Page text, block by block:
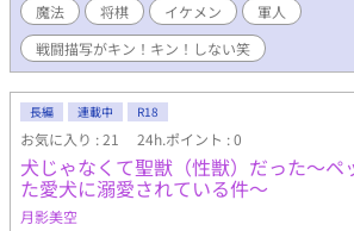
魔法
将棋 イケメン
軍人
戦闘描写がキン！キン！しない笑
長編 連載中 R18
お気に入り : 21 24h.ポイント : 0
犬じゃなくて聖獣（性獣）だった～ペ
た愛犬に溺愛されている件～
月影美空